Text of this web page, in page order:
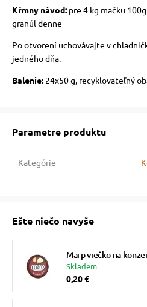
Kŕmny návod:pre 4 kg mačku
granúl denne
Po otvorení uchovávajte v
jedného dňa.
Balenie:24x50 g, recyklovateľný
Parametre produktu
Kategórie
Ešte niečo navyše
Marp viečko na
Skladem
0,20 €